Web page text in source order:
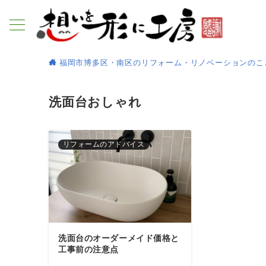
福岡市博多区・南区のリフォーム・リノベーションのこ
洗面台おしゃれ
リフォームのアドバイス
洗面台のオーダーメイド価格と
工事前の注意点